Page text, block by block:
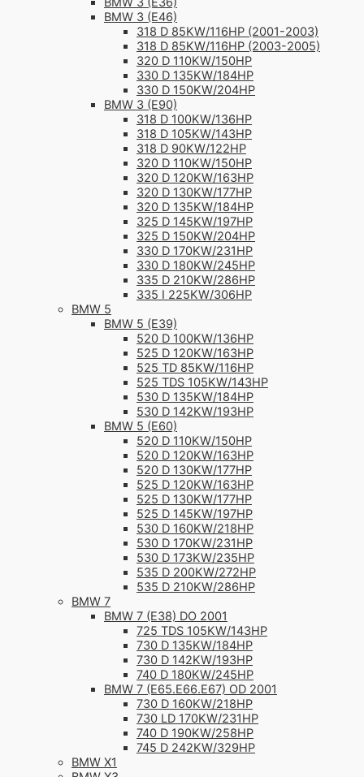
BMW 3 (E46)
318 D 85KW/116HP (2001-2003)
318 D 85KW/116HP (2003-2005)
320 D 110KW/150HP
330 D 135KW/184HP
330 D 150KW/204HP
BMW 3 (E90)
318 D 100KW/136HP
318 D 105KW/143HP
318 D 90KW/122HP
320 D 110KW/150HP
320 D 120KW/163HP
320 D 130KW/177HP
320 D 135KW/184HP
325 D 145KW/197HP
325 D 150KW/204HP
330 D 170KW/231HP
330 D 180KW/245HP
335 D 210KW/286HP
335 I 225KW/306HP
BMW 5
BMW 5 (E39)
520 D 100KW/136HP
525 D 120KW/163HP
525 TD 85KW/116HP
525 TDS 105KW/143HP
530 D 135KW/184HP
530 D 142KW/193HP
BMW 5 (E60)
520 D 110KW/150HP
520 D 120KW/163HP
520 D 130KW/177HP
525 D 120KW/163HP
525 D 130KW/177HP
525 D 145KW/197HP
530 D 160KW/218HP
530 D 170KW/231HP
530 D 173KW/235HP
535 D 200KW/272HP
535 D 210KW/286HP
BMW 7
BMW 7 (E38) DO 2001
725 TDS 105KW/143HP
730 D 135KW/184HP
730 D 142KW/193HP
740 D 180KW/245HP
BMW 7 (E65.E66.E67) OD 2001
730 D 160KW/218HP
730 LD 170KW/231HP
740 D 190KW/258HP
745 D 242KW/329HP
BMW X1